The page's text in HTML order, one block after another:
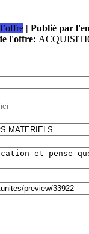
| Publié par
l'offre: